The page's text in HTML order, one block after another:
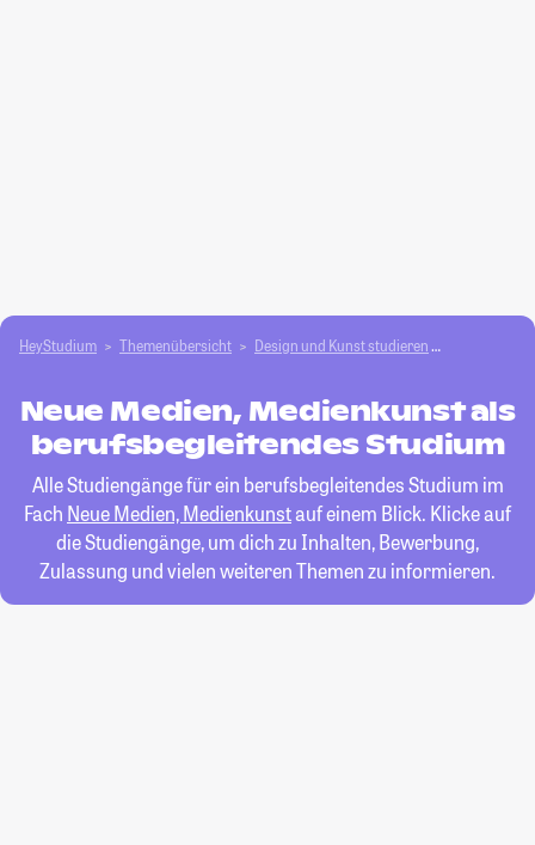
HeyStudium Themenübersicht Design und Kunst studieren
Neue Medien, Medienkunst als
berufsbegleitendes Studium
Alle Studiengänge für ein berufsbegleitendes Studium im
Fach Neue Medien, Medienkunstauf einem Blick. Klicke auf
die Studiengänge, um dich zu Inhalten, Bewerbung,
Zulassung und vielen weiteren Themen zu informieren.